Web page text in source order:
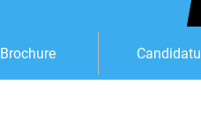
Brochure